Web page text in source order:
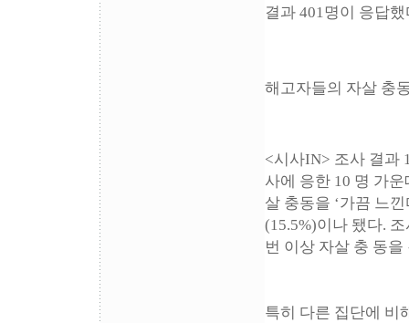
결과 401명이 응답했
해고자들의 자살 충
<시사IN> 조사 결과
사에 응한 10 명 가
살 충동을 ‘가끔 느
(15.5%)이나 됐다.
번 이상 자살 충 동을
특히 다른 집단에 비